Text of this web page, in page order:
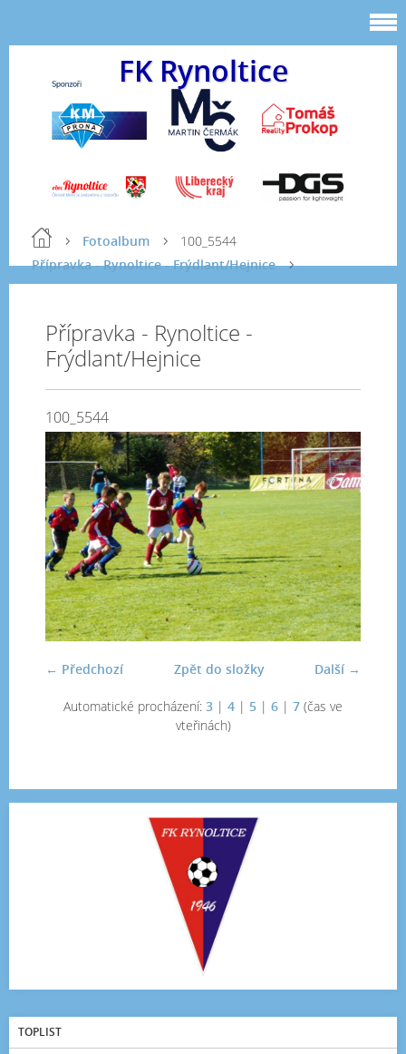
FK Rynoltice
Fotoalbum
Přípravka - Rynoltice - Frýdlant/Hejnice
100_5544
Přípravka - Rynoltice -
Frýdlant/Hejnice
100_5544
← Předchozí Další →
Zpět do složky
Automatické procházení: 3 | 4 | 5 | 6 | 7 (čas ve
vteřinách)
TOPLIST